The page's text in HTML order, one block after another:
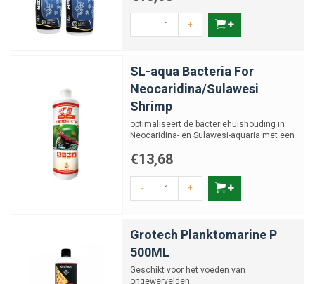
- +
SL-aqua Bacteria For
Neocaridina/Sulawesi
Shrimp
optimaliseert de bacteriehuishouding in
Neocaridina- en Sulawesi-aquaria met een
€13,68
- +
Grotech Planktomarine P
500ML
Geschikt voor het voeden van
ongewervelden.